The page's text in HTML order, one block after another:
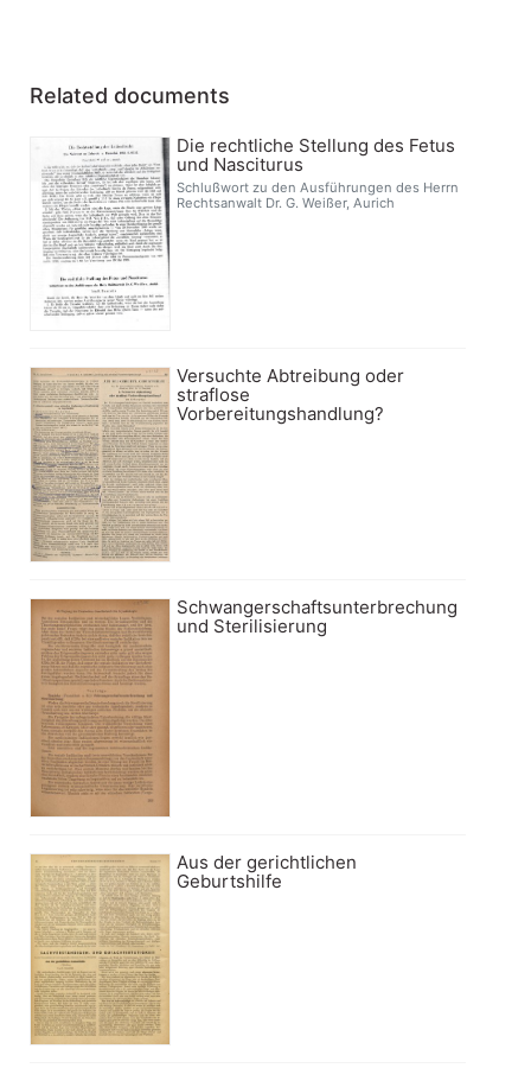
Related documents
Die rechtliche Stellung des Fetus
und Nasciturus
Schlußwort zu den Ausführungen des Herrn
Rechtsanwalt Dr. G. Weißer, Aurich
Versuchte Abtreibung oder
straflose
Vorbereitungshandlung?
Schwangerschaftsunterbrechung
und Sterilisierung
Aus der gerichtlichen
Geburtshilfe